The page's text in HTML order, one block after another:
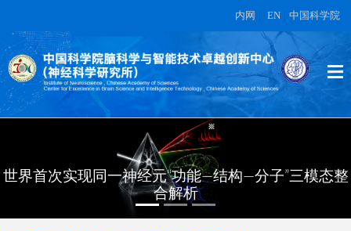
内网 EN 中国科学院
世界首次实现同一神经元“功能—结构—分子”三模态整
合解析